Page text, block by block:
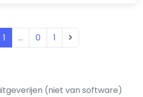
(niet van software)
1 ... 0 1